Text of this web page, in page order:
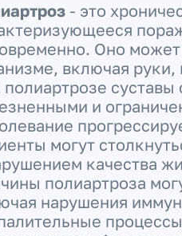
- это
Оно
включая руки,
суставы
и
могут
качества
полиартроза
нарушения